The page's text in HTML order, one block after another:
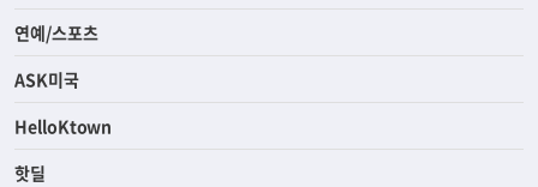
연예/스포츠
ASK미국
HelloKtown
핫딜